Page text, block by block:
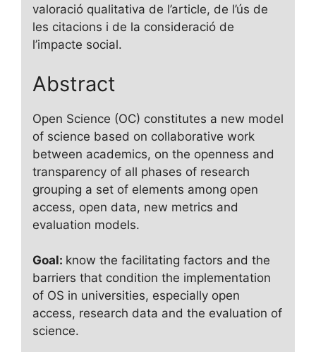
valoració qualitativa de l’article, de l’ús de
les citacions i de la consideració de
l’impacte social.
Abstract
Open Science (OC) constitutes a new model
of science based on collaborative work
between academics, on the openness and
transparency of all phases of research
grouping a set of elements among open
access, open data, new metrics and
evaluation models.
Goal: know the facilitating factors and the
barriers that condition the implementation
of OS in universities, especially open
access, research data and the evaluation of
science.